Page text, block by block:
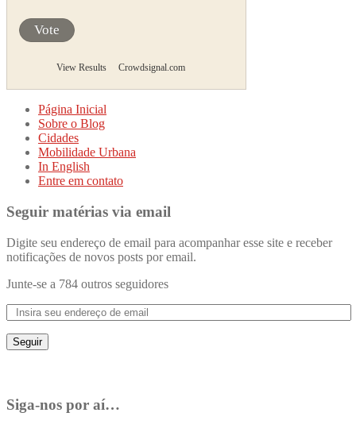
Vote
View Results Crowdsignal.com
Página Inicial
Sobre o Blog
Cidades
Mobilidade Urbana
In English
Entre em contato
Seguir matérias via email
Digite seu endereço de email para acompanhar esse site e receber
notificações de novos posts por email.
Junte-se a 784 outros seguidores
Seguir
Siga-nos por aí…